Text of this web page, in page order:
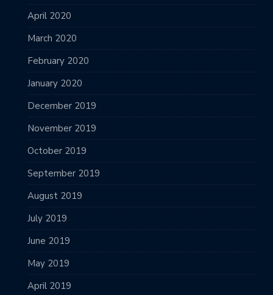
April 2020
March 2020
February 2020
January 2020
December 2019
November 2019
October 2019
September 2019
August 2019
July 2019
June 2019
May 2019
April 2019